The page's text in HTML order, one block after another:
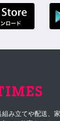
み立てや配送、